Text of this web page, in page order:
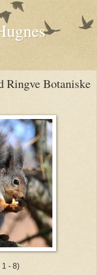
Ringve Botaniske
1 - 8)